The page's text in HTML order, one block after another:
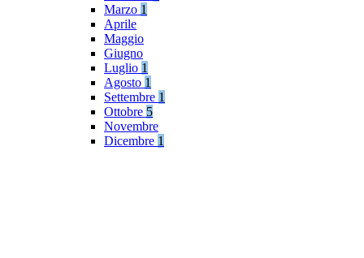
Marzo 1
Aprile
Maggio
Giugno
Luglio 1
Agosto 1
Settembre 1
Ottobre 5
Novembre
Dicembre 1